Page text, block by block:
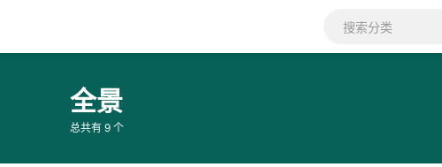
全景
总共有 9 个